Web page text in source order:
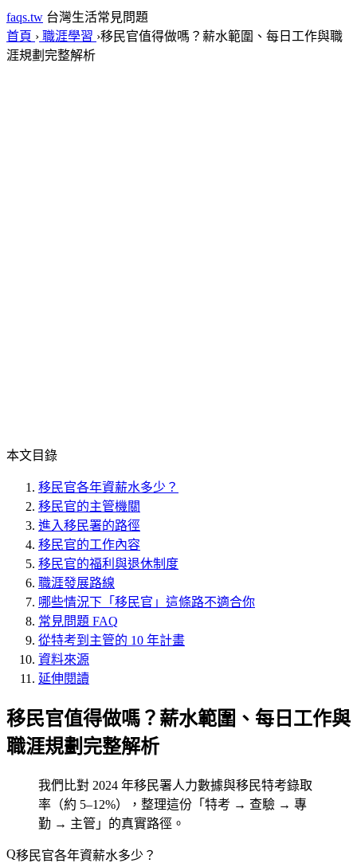
faqs.tw 台灣生活常見問題
首頁 › 職涯學習 ›移民官值得做嗎？薪水範圍、每日工作與職
涯規劃完整解析
本文目錄
移民官各年資薪水多少？
移民官的主管機關
進入移民署的路徑
移民官的工作內容
移民官的福利與退休制度
職涯發展路線
哪些情況下「移民官」這條路不適合你
常見問題 FAQ
從特考到主管的 10 年計畫
資料來源
延伸閱讀
移民官值得做嗎？薪水範圍、每日工作與
職涯規劃完整解析
我們比對 2024 年移民署人力數據與移民特考錄取
率（約 5–12%），整理這份「特考 → 查驗 → 專
勤 → 主管」的真實路徑。
移民官各年資薪水多少？